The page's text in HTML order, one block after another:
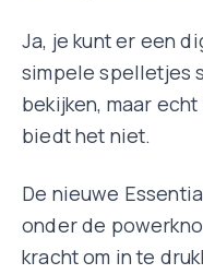
Ja, je kunt er een
simpele spelletjes
bekijken, maar
biedt het niet.
De nieuwe
onder de
kracht om in te